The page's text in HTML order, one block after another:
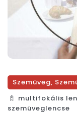
Szemüveg,
multifokális
szemüveglencse